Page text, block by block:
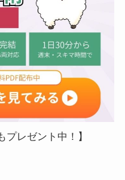
プレゼント中！】